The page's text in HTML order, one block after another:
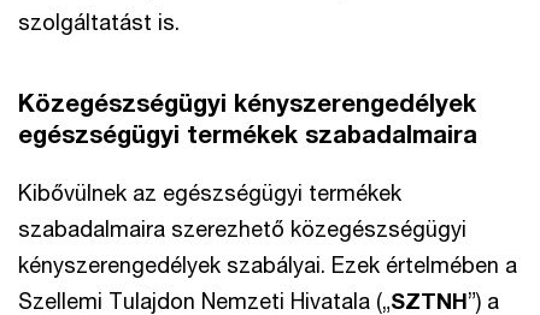
szolgáltatást is.
Közegészségügyi kényszerengedélyek
egészségügyi termékek szabadalmaira
Kibővülnek az egészségügyi termékek
szabadalmaira szerezhető közegészségügyi
kényszerengedélyek szabályai. Ezek értelmében a
Szellemi Tulajdon Nemzeti Hivatala („SZTNH”) a